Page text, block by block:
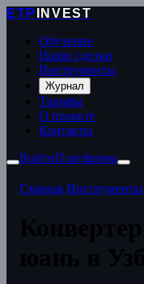
ETP
INVEST
Обучение
Наши сделки
Инструменты
Журнал
Тарифы
О проекте
Контакты
ВойтиПлатформа
Главная Инструменты